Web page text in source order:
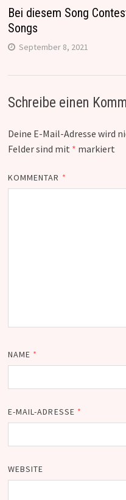
Bei diesem Song
Songs
September 8, 2021
Schreibe einen
Deine E-Mail-Adresse wird
Felder sind mit * markiert
KOMMENTAR *
NAME *
E-MAIL-ADRESSE *
WEBSITE